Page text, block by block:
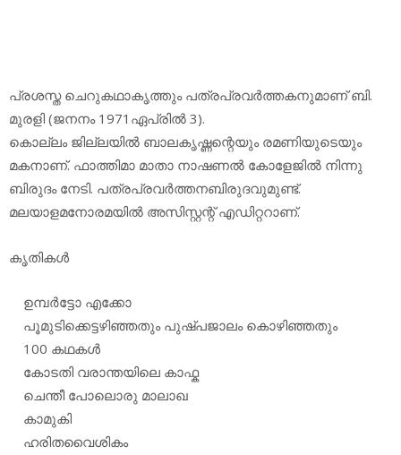
പ്രശസ്ത ചെറുകഥാകൃത്തും പത്രപ്രവര്‍ത്തകനുമാണ് ബി.
മുരളി (ജനനം 1971ഏപ്രില്‍ 3).
കൊല്ലം ജില്ലയില്‍ ബാലകൃഷ്ണന്റെയും രമണിയുടെയും
മകനാണ്. ഫാത്തിമാ മാതാ നാഷണല്‍ കോളേജില്‍ നിന്നു
ബിരുദം നേടി. പത്രപ്രവര്‍ത്തനബിരുദവുമുണ്ട്.
മലയാളമനോരമയില്‍ അസിസ്റ്റന്റ് എഡിറ്ററാണ്.
കൃതികള്‍
ഉമ്പര്‍ട്ടോ എക്കോ
പൂമുടിക്കെട്ടഴിഞ്ഞതും പുഷ്പജാലം കൊഴിഞ്ഞതും
100 കഥകള്‍
കോടതി വരാന്തയിലെ കാഫ്ക
ചെന്തീ പോലൊരു മാലാഖ
കാമുകി
ഹരിതവൈശികം